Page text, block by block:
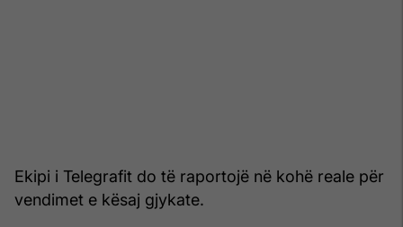
Ekipi i Telegrafit do të raportojë në kohë reale për
vendimet e kësaj gjykate.